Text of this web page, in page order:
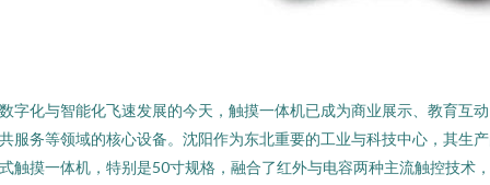
字化与智能化飞速发展的今天，触摸一体机已成为商业展示、教育互
服务等领域的核心设备。沈阳作为东北重要的工业与科技中心，其生
触摸一体机，特别是50寸规格，融合了红外与电容两种主流触控技术